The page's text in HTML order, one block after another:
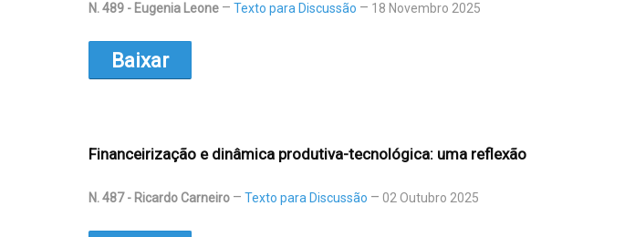
N. 489 - Eugenia Leone Texto para Discussão 18 Novembro 2025
Baixar
Financeirização e dinâmica produtiva-tecnológica: uma reflexão
N. 487 - Ricardo Carneiro Texto para Discussão 02 Outubro 2025